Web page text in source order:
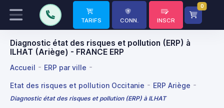
TARIFS CONN. INSCR
0
Diagnostic état des risques et pollution (ERP) à
ILHAT (Ariège) - FRANCE ERP
Accueil ERP par ville
Etat des risques et pollution Occitanie ERP Ariège
Diagnostic état des risques et pollution (ERP) à ILHAT